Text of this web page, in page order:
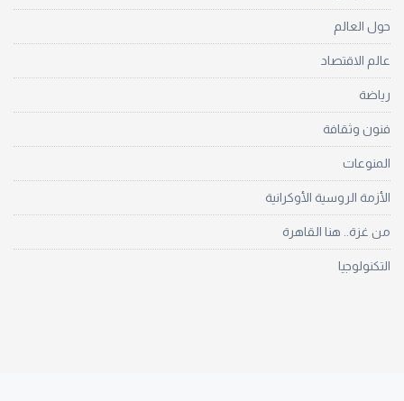
حول العالم
عالم الاقتصاد
رياضة
فنون وثقافة
المنوعات
الأزمة الروسية الأوكرانية
من غزة.. هنا القاهرة
التكنولوجيا